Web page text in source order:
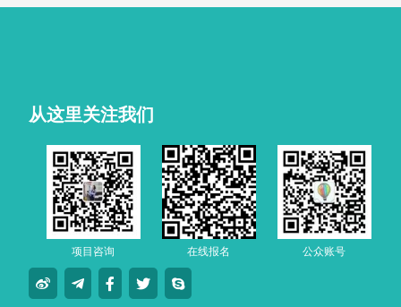
从这里关注我们
项目咨询 在线报名 公众账号